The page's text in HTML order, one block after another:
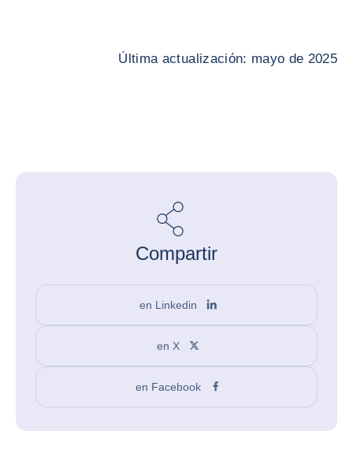
Última actualización: mayo de 2025
Compartir
en Linkedin
en X
en Facebook